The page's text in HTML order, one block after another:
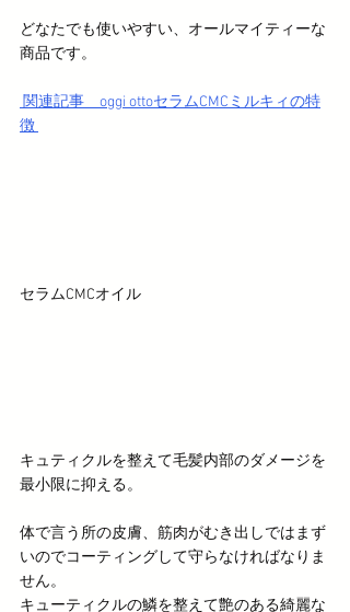
どなたでも使いやすい、オールマイティーな
商品です。
徴
セラムCMCオイル
キュティクルを整えて毛髪内部のダメージを
最小限に抑える。
体で言う所の皮膚、筋肉がむき出しではまず
いのでコーティングして守らなければなりま
せん。
キューティクルの鱗を整えて艶のある綺麗な